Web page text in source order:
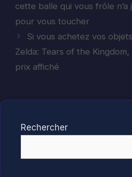
cette balle qui vous frôle n’a
pour vous toucher
Si vous achetez vos
Zelda: Tears of the
prix affiché
Rechercher